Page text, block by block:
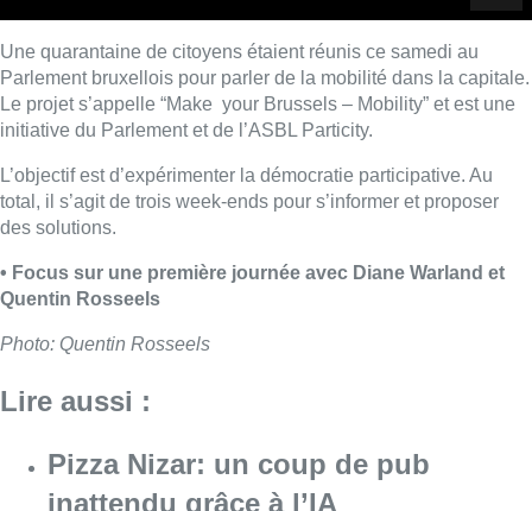
Photo: Quentin Rosseels
Lire aussi :
Pizza Nizar: un coup de pub
inattendu grâce à l’IA